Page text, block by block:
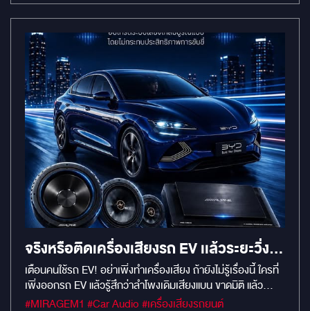
ไดนามิกเสียงมันไม่มา? เสียงร้องไม่ใสเคลียร์ แถมเบสก็ไม่ลงลึก
อย่างที่คาดหวังไว้? ขออธิบายแบบตรงไปตรงมาครับ... ค่ายรถ
เขาออกแบบลำโพงมาเยอะจริง เพื่อให้เสียงครอบคลุมผู้โดยสาร
ทั้งคัน แต่ด้วย "ข้อจำกัดเรื่องงบประมาณ" สิ่งที่เขาไม่ได้ให้มาด้วย
คือ "กำลังขับ (Amplifier) ที่มากพอ" แอมป์เดิมโรงงานมันไม่มีแรง
พอที่จะผลักให้ลำโพงทั้ง 10 กว่าตัวทำงานได้เต็มประสิทธิภาพ
เสียงมันเลยออกมาแบนๆ อย่างที่ได้ยินกัน แล้วถ้าอยากแก้ปัญหา
ต้องระวังอะไร? ข้อควรระวังอันดับหนึ่งของรถ EV คือ "ห้ามตัด
ต่อสายไฟเด็ดขาด" ถ้าร้านที่คุณไปทำใช้วิธีตัดต่อสายเพื่อพ่วง
แอมป์แบบรถยุคเก่า ระบบไฟรถจะ Error ทันที และ ที่ร้ายแรงที่สุด
คือ "ประกันรถและประกันแบตเตอรี่ขาดทันที" ครับ ทางออกที่
ปลอดภัยและจบที่สุดในตอนนี้: เพื่อแก้ปัญหานี้ให้รถ EV โดย
เฉพาะ ทาง Alpine จึงออกแบบนวัตกรรมตัวล่าสุดมา นั่นคือ
Alpine PXE-R160-16EV แอมป์และโปรเซสเซอร์ (DSP) ที่เกิด
มาเพื่อรถไฟฟ้า กำลังขับล้นเหลือ คุมได้ทั้งคัน: ตัวนี้ให้ช่อง
สัญญาณมาถึง 16 Channel (เข้า 16 ออก 16) เพื่อให้ Match
กับจำนวนลำโพงในรถ EV รุ่นใหม่เป๊ะๆ พร้อมกำลังขับมหาศาล
(150 วัตต์ 8 ช่อง และ 50 วัตต์ 8 ช่อง) ขับออกหมดทั้งกลาง แหลม
และมิดเบส ฟังเพลงผ่านมือถือตรง (Direct Bluetooth): ไม่ต้อง
ง้อวิทยุเดิมของรถที่สเปกต่ำอีกต่อไป คุณสามารถเชื่อมมือถือเข้า
จริงหรือติดเครื่องเสียงรถ EV เเล้วระยะวิ่ง
ลดลง
เตือนคนใช้รถ EV! อย่าเพิ่งทำเครื่องเสียง ถ้ายังไม่รู้เรื่องนี้ ใครที่
เพิ่งออกรถ EV แล้วรู้สึกว่าลำโพงเดิมเสียงแบน ขาดมิติ แล้ว
อยากติดเครื่องเสียงแต่ใจนึงก็ไม่กล้าไปทำเครื่องเสียง เพราะกลัว
#MIRAGEM1 #Car Audio #เครื่องเสียงรถยนต์